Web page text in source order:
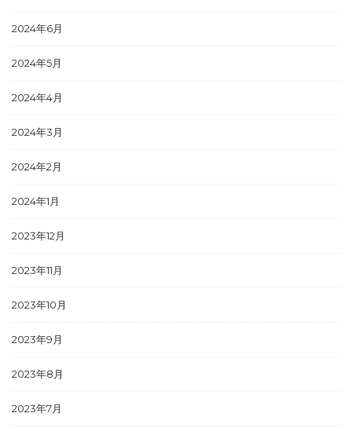
2024年6月
2024年5月
2024年4月
2024年3月
2024年2月
2024年1月
2023年12月
2023年11月
2023年10月
2023年9月
2023年8月
2023年7月